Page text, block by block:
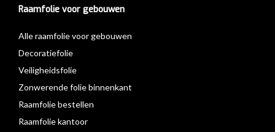
Raamfolie voor gebouwen
Alle raamfolie voor gebouwen
Decoratiefolie
Veiligheidsfolie
Zonwerende folie binnenkant
Raamfolie bestellen
Raamfolie kantoor